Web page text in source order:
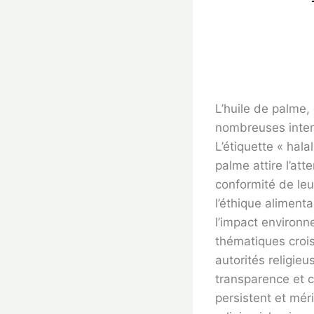
L’huile de
nombreuses
L’étiquette «
palme attire
conformité de
l’éthique
l’impact
thématiques
autorités
transparence et
persistent et